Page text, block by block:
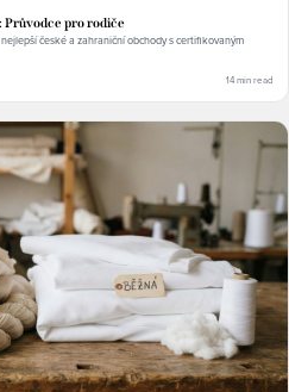
pro rodiče
české a zahraniční obchody s certifikovaným
14 min read